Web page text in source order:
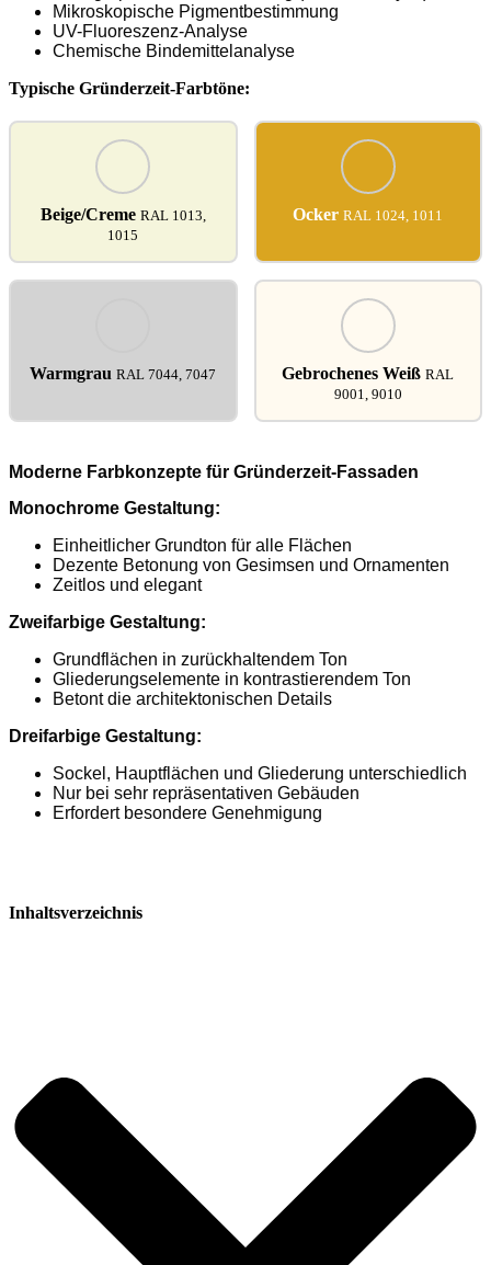
Mikroskopische Pigmentbestimmung
UV-Fluoreszenz-Analyse
Chemische Bindemittelanalyse
Typische Gründerzeit-Farbtöne:
Beige/Creme RAL 1013,
1015
Ocker RAL 1024, 1011
Warmgrau RAL 7044, 7047 Gebrochenes Weiß RAL
9001, 9010
Moderne Farbkonzepte für Gründerzeit-Fassaden
Monochrome Gestaltung:
Einheitlicher Grundton für alle Flächen
Dezente Betonung von Gesimsen und Ornamenten
Zeitlos und elegant
Zweifarbige Gestaltung:
Grundflächen in zurückhaltendem Ton
Gliederungselemente in kontrastierendem Ton
Betont die architektonischen Details
Dreifarbige Gestaltung:
Sockel, Hauptflächen und Gliederung unterschiedlich
Nur bei sehr repräsentativen Gebäuden
Erfordert besondere Genehmigung
Inhaltsverzeichnis